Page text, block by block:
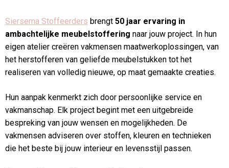
Siersema Stoffeerders brengt 50 jaar ervaring in
ambachtelijke meubelstoffering naar jouw project. In hun
eigen atelier creëren vakmensen maatwerkoplossingen, van
het herstofferen van geliefde meubelstukken tot het
realiseren van volledig nieuwe, op maat gemaakte creaties.
Hun aanpak kenmerkt zich door persoonlijke service en
vakmanschap. Elk project begint met een uitgebreide
bespreking van jouw wensen en mogelijkheden. De
vakmensen adviseren over stoffen, kleuren en technieken
die het beste bij jouw interieur en levensstijl passen.